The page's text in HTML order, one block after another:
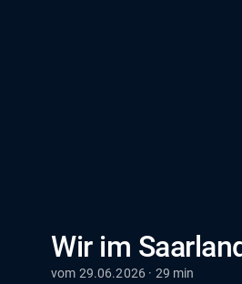
Wir im
vom 29.06.2026 · 29 min